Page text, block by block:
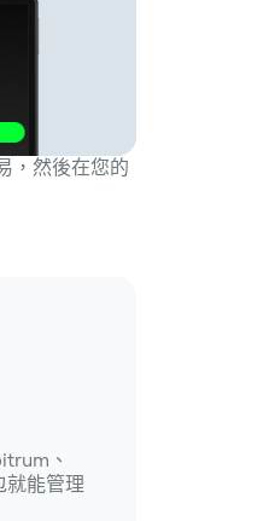
，然後在您的
、
就能管理